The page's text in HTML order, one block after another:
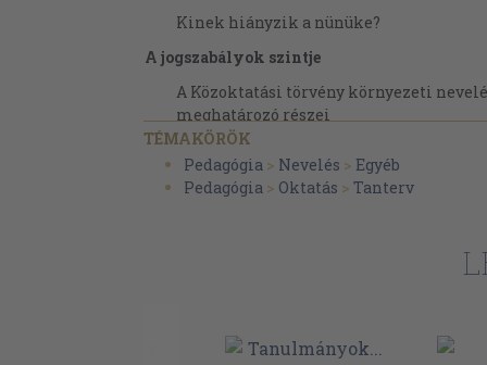
Kinek hiányzik a nünüke?
A jogszabályok szintje
A Közoktatási törvény környezeti
meghatározó részei
Tanulói, szülői jogok
A Közoktatási törvénynek a környezeti
Szempontok a környzetei nevelés
A Nemzeti alaptanterv környezeti
TÉMAKÖRÖK
Pedagógia > Nevelés > Egyéb
Pedagógia > Oktatás > Tanterv